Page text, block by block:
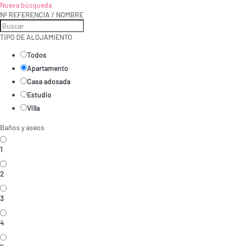
Nueva búsqueda
Nº REFERENCIA / NOMBRE
TIPO DE ALOJAMIENTO
Todos
Apartamento
Casa adosada
Estudio
Villa
Baños y aseos
1
2
3
4